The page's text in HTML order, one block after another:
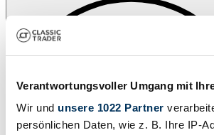
Verantwortungsvoller Umgang mit
Wir und unsere 1022 Partner
persönlichen Daten, wie z. B. Ihre IP-